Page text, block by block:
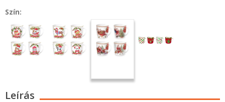
Szín:
Leírás